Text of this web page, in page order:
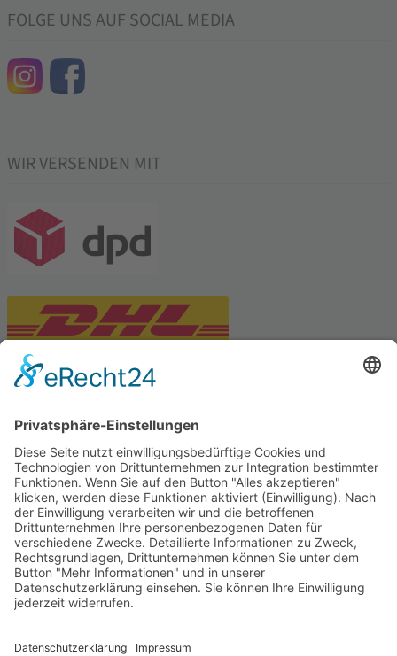
FOLGE UNS AUF SOCIAL MEDIA
WIR VERSENDEN MIT
Tekal – Textile Lebensqualität
Exklusive moderne & Orientteppiche
Feuerwerk XXL
Pyrotechnik online bestellen
© Stadtmühle Waldenbuch 2026